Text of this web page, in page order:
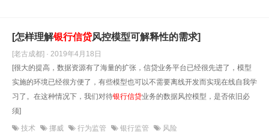
[怎样理解银行信贷风控模型可解释性的需求]
[老古成都] · 2019年4月18日
[很大的提高，数据资源有了海量的扩张，信贷业务平台已经很先进了，模型
实施的环境已经很方便了，有些模型也可以不需要离线开发而实现在线自我学
习了。在这种情况下，我们对待银行信贷业务的数据风控模型，是否依旧必
须]
技术 挪威 行为监管 银行监管 风险